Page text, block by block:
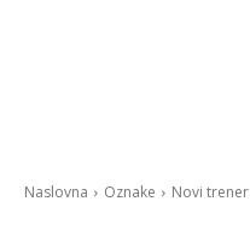
Naslovna Oznake Novi trener